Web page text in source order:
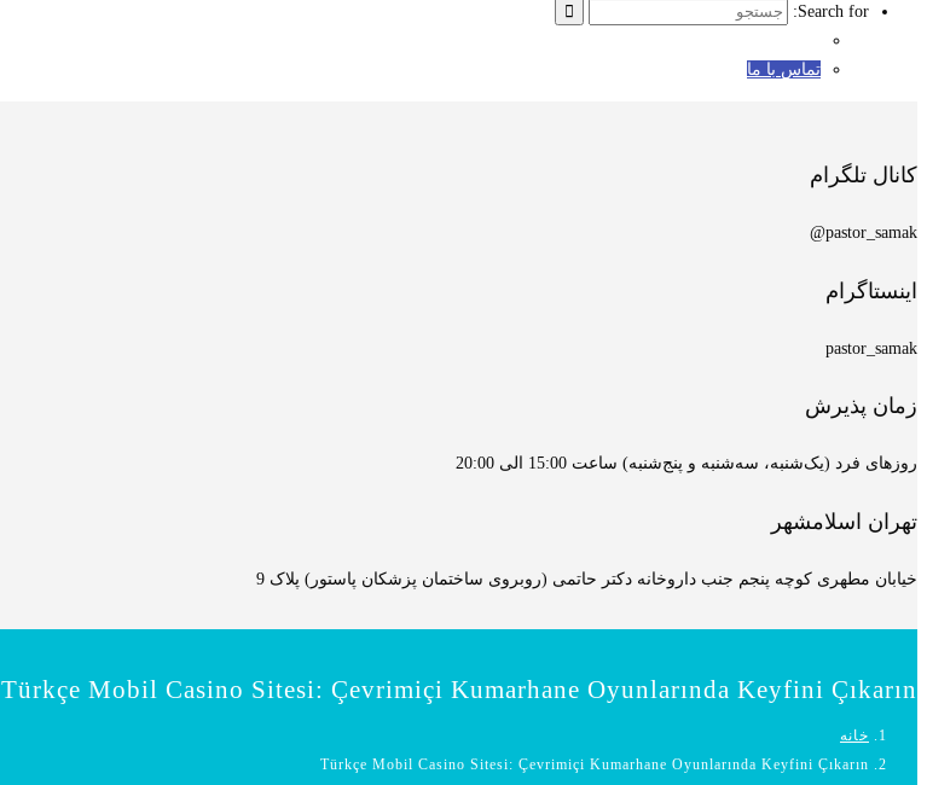
Search for:
تماس با ما
کانال تلگرام
pastor_samak@
اینستاگرام
pastor_samak
زمان پذیرش
روزهای فرد (یک‌شنبه، سه‌شنبه و پنج‌شنبه) ساعت 15:00 الی 20:00
تهران اسلامشهر
خیابان مطهری کوچه پنجم جنب داروخانه دکتر حاتمی (روبروی ساختمان پزشکان پاستور) پلاک 9
Türkçe Mobil Casino Sitesi: Çevrimiçi Kumarhane Oyunlarında Keyfini Çıkarın
خانه
Türkçe Mobil Casino Sitesi: Çevrimiçi Kumarhane Oyunlarında Keyfini Çıkarın